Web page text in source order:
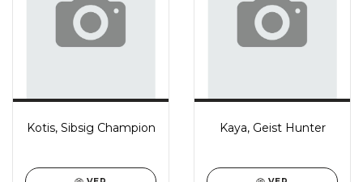
Kotis, Sibsig Champion Kaya, Geist Hunter